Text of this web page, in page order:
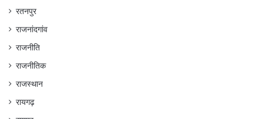
रतनपुर
राजनांदगांव
राजनीति
राजनीतिक
राजस्थान
रायगढ़